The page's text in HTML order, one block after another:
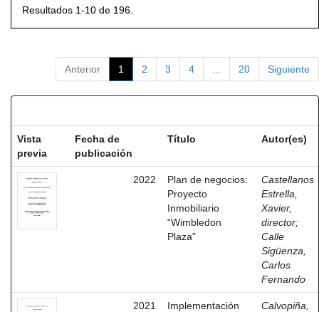
Resultados 1-10 de 196.
Anterior 1 2 3 4 20 Siguiente
Vista
previa
Fecha de
publicación
Título Autor(es)
2022
Plan de negocios:
Proyecto
Inmobiliario
“Wimbledon
Plaza”
Castellanos
Estrella,
Xavier,
director;
Calle
Sigüenza,
Carlos
Fernando
2021
Implementación
Calvopiña,